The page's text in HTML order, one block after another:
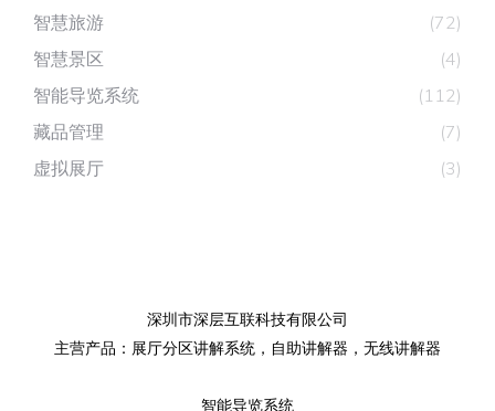
智慧旅游
(72)
智慧景区
(4)
智能导览系统
(112)
藏品管理
(7)
虚拟展厅
(3)
深圳市深层互联科技有限公司
主营产品： 展厅分区讲解系统 ， 自助讲解器 ， 无线讲解器
智能导览系统